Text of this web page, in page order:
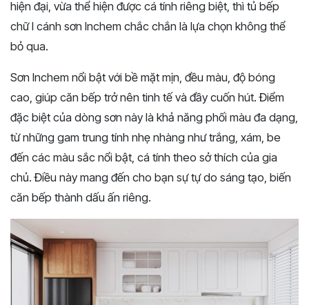
hiện đại, vừa thể hiện được cá tính riêng biệt, thì tủ bếp
chữ I cánh sơn Inchem chắc chắn là lựa chọn không thể
bỏ qua.
Sơn Inchem nổi bật với bề mặt mịn, đều màu, độ bóng
cao, giúp căn bếp trở nên tinh tế và đầy cuốn hút. Điểm
đặc biệt của dòng sơn này là khả năng phối màu đa dạng,
từ những gam trung tính nhẹ nhàng như trắng, xám, be
đến các màu sắc nổi bật, cá tính theo sở thích của gia
chủ. Điều này mang đến cho bạn sự tự do sáng tạo, biến
căn bếp thành dấu ấn riêng.